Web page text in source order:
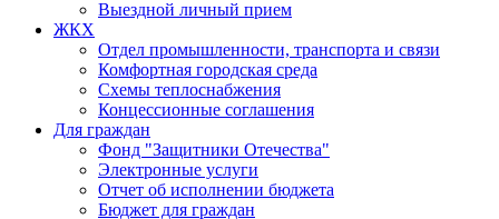
Выездной личный прием
ЖКХ
Отдел промышленности, транспорта и связи
Комфортная городская среда
Схемы теплоснабжения
Концессионные соглашения
Для граждан
Фонд "Защитники Отечества"
Электронные услуги
Отчет об исполнении бюджета
Бюджет для граждан